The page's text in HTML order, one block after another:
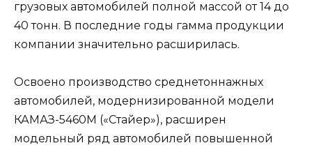
грузовых автомобилей полной массой от 14 до
40 тонн. В последние годы гамма продукции
компании значительно расширилась.
Освоено производство среднетоннажных
автомобилей, модернизированной модели
КАМАЗ-5460М («Стайер»), расширен
модельный ряд автомобилей повышенной